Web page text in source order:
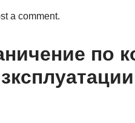
a comment.
по